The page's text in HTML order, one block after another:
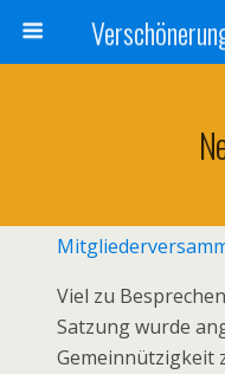
Viel zu
Satzung wurde
Gemeinnützigkeit